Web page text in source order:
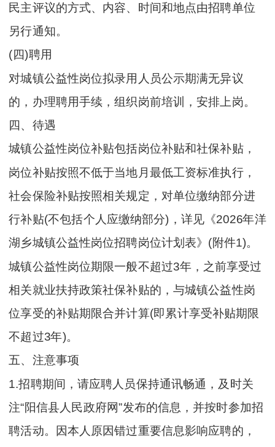
民主评议的方式、内容、时间和地点由招聘单位
另行通知。
(四)聘用
对城镇公益性岗位拟录用人员公示期满无异议
的，办理聘用手续，组织岗前培训，安排上岗。
四、待遇
城镇公益性岗位补贴包括岗位补贴和社保补贴，
岗位补贴按照不低于当地月最低工资标准执行，
社会保险补贴按照相关规定，对单位缴纳部分进
行补贴(不包括个人应缴纳部分)，详见《2026年洋
湖乡城镇公益性岗位招聘岗位计划表》(附件1)。
城镇公益性岗位期限一般不超过3年，之前享受过
相关就业扶持政策社保补贴的，与城镇公益性岗
位享受的补贴期限合并计算(即累计享受补贴期限
不超过3年)。
五、注意事项
1.招聘期间，请应聘人员保持通讯畅通，及时关
注“阳信县人民政府网”发布的信息，并按时参加招
聘活动。因本人原因错过重要信息影响应聘的，